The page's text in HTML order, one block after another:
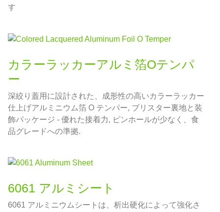
す
カラーラッカーアルミ箔Oテンパ
ー
深絞り蓋用に設計された、成形性の高いカラーラッカー
仕上げアルミニウム箔 O テンパー, ブリスター裏地と装
飾パッケージ - 優れた接着力, ピンホールが少なく、食
品グレードへの準拠.
6061 アルミシート
6061 アルミニウムシートは、析出硬化によって強化さ